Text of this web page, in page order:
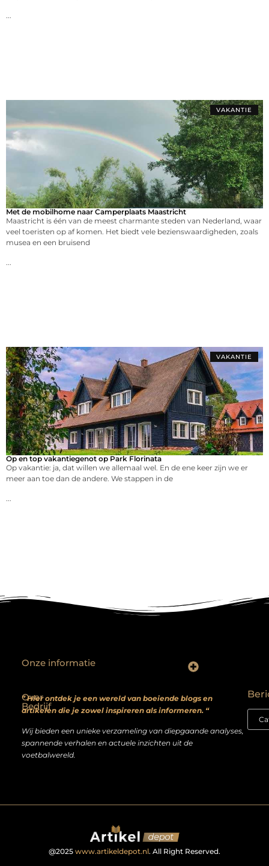
VAKANTIE
Met de mobilhome naar Camperplaats Maastricht
Maastricht is één van de meest charmante steden van Nederland, waar
veel toeristen op af komen. Het biedt vele bezienswaardigheden, zoals
musea en een bruisend
VAKANTIE
Op en top vakantiegenot op Park Florinata
Op vakantie: ja, dat willen we allemaal wel. En de ene keer zijn we er
meer aan toe dan de andere. We stappen in de
Over
Bedrijf
” Hier ontdek je een wereld van boeiende blogs en
artikelen die je zowel inspireren als informeren. “
Wij bieden een unieke verzameling van diepgaande analyses,
spannende verhalen en actuele inzichten uit de
voetbalwereld.
Onze informatie
@2025 www.artikeldepot.nl. All Right Reserved.